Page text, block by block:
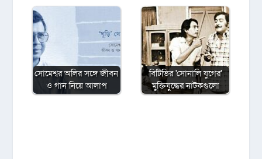
সোমেশ্বর অলির সঙ্গে জীবন
ও গান নিয়ে আলাপ
বিটিভির ‌'সোনালি যুগের'
মুক্তিযুদ্ধের নাটকগুলো